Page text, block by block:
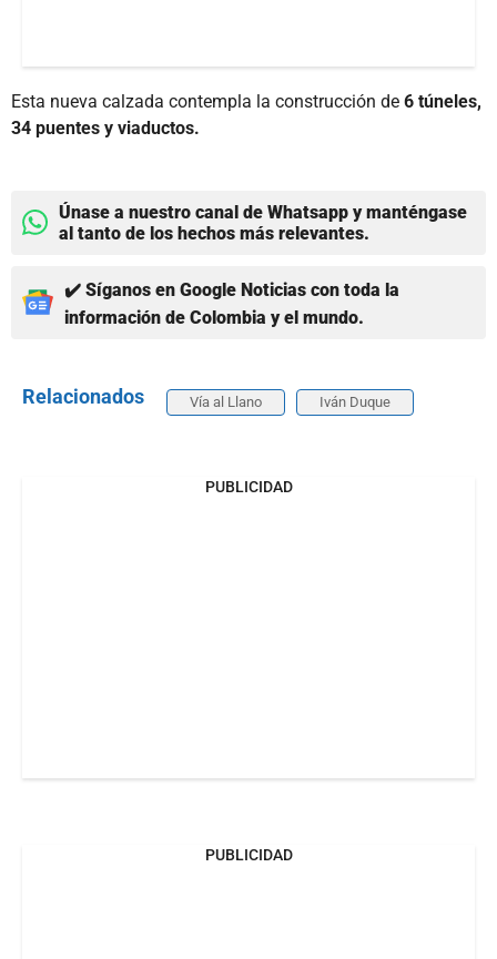
Esta nueva calzada contempla la construcción de 6 túneles,
34 puentes y viaductos.
Únase a nuestro canal de Whatsapp y manténgase
al tanto de los hechos más relevantes.
✔️ Síganos en Google Noticias con toda la
información de Colombia y el mundo.
Relacionados Vía al Llano Iván Duque
PUBLICIDAD
PUBLICIDAD